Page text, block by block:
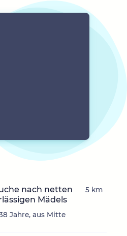
nach netten
Mädels
Jahre, aus Mitte
5 km